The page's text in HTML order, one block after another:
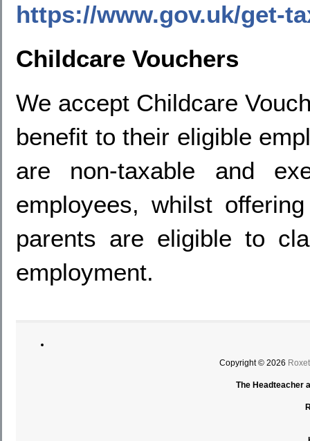
https://www.gov.uk/get-
Childcare Vouchers
We accept Childcare
benefit to their eligible
are non-taxable and
employees, whilst
parents are eligible to
employment.
Copyright © 2026
The Headteacher